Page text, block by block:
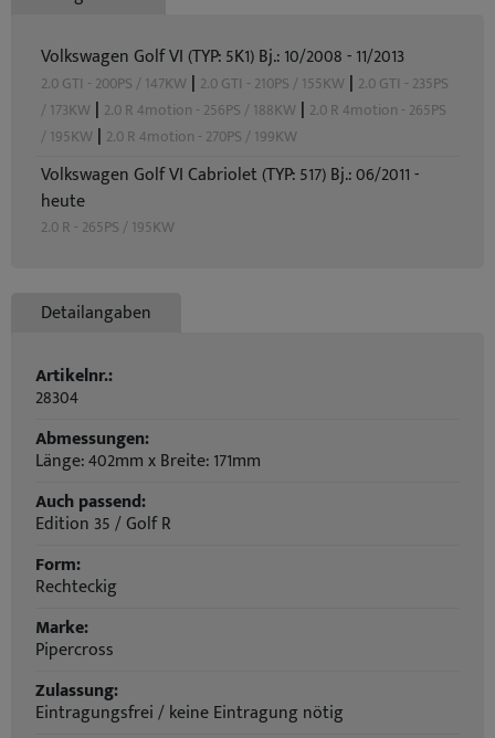
Volkswagen Golf VI (TYP: 5K1) Bj.: 10/2008 - 11/2013
2.0 GTI - 200PS / 147KW | 2.0 GTI - 210PS / 155KW | 2.0 GTI - 235PS
/ 173KW | 2.0 R 4motion - 256PS / 188KW | 2.0 R 4motion - 265PS
/ 195KW | 2.0 R 4motion - 270PS / 199KW
Volkswagen Golf VI Cabriolet (TYP: 517) Bj.: 06/2011 -
heute
2.0 R - 265PS / 195KW
Detailangaben
Artikelnr.:
28304
Abmessungen:
Länge: 402mm x Breite: 171mm
Auch passend:
Edition 35 / Golf R
Form:
Rechteckig
Marke:
Pipercross
Zulassung:
Eintragungsfrei / keine Eintragung nötig